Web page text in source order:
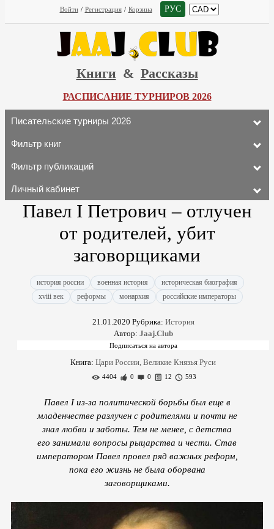
Войти / Регистрация / Корзина РУС
Книги & Рассказы
РАСПИСАНИЕ ТУРНИРОВ 2026
Писательские турниры 2026
Фильтр книг
Фильтр публикаций
Личный кабинет
Павел I Петрович – отлучен
от родителей, убит
заговорщиками
история россии военная история
историческая биография
xviii век
реформы монархия российские императоры
21.01.2020 Рубрика: История
Автор: Jaaj.Club
Книга: Цари России, Великие Князья Руси
4404 0 0 12 593
Павел I из-за политической борьбы был еще в
младенчестве разлучен с родителями и почти не
знал любви и заботы. Тем не менее, с детства
его занимали вопросы рыцарства и чести. Став
императором Павел провел ряд важных реформ,
пока его жизнь не была оборвана
заговорщиками.